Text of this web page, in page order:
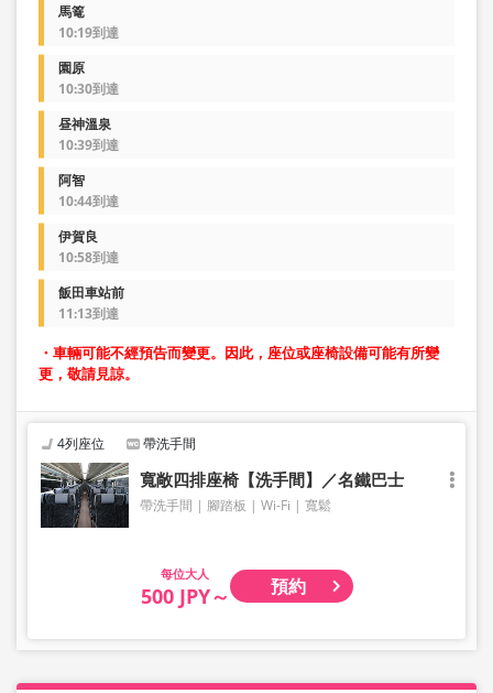
馬篭
10:19到達
園原
10:30到達
昼神溫泉
10:39到達
阿智
10:44到達
伊賀良
10:58到達
飯田車站前
11:13到達
・車輛可能不經預告而變更。因此，座位或座椅設備可能有所變
更，敬請見諒。
4列座位 帶洗手間
寬敞四排座椅【洗手間】／名鐵巴士
帶洗手間 腳踏板 Wi-Fi 寬鬆
大人
500 JPY～ 預約